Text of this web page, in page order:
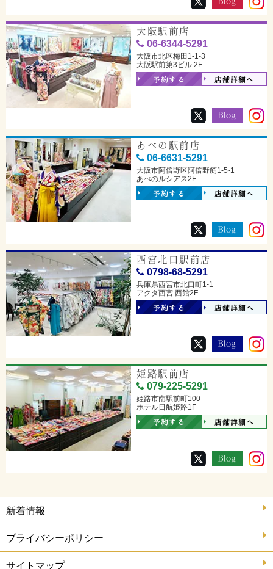
大阪駅前店
06-6344-5291
大阪市北区梅田1-1-3
大阪駅前第3ビル 2F
予約する 店舗詳細へ
あべの駅前店
06-6631-5291
大阪市阿倍野区阿倍野筋1-5-1
あべのルシアス2F
予約する 店舗詳細へ
西宮北口駅前店
0798-68-5291
兵庫県西宮市北口町1-1
アクタ西宮 西館2F
予約する 店舗詳細へ
姫路駅前店
079-225-5291
姫路市南駅前町100
ホテル日航姫路1F
予約する 店舗詳細へ
新着情報
プライバシーポリシー
サイトマップ